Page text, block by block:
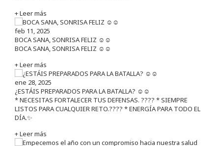
+ Leer más
feb 11, 2025
BOCA SANA, SONRISA FELIZ ☺️☺️
BOCA SANA, SONRISA FELIZ ☺️☺️
+ Leer más
ene 28, 2025
¿ESTÁIS PREPARADOS PARA LA BATALLA? ☺️☺️
* NECESITAS FORTALECER TUS DEFENSAS. ????️ * SIEMPRE
LISTOS PARA CUALQUIER RETO.???? * ENERGÍA PARA TODO EL
DÍA.✨
+ Leer más